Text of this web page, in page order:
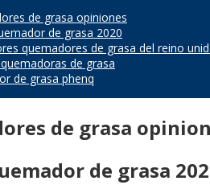
de grasa opiniones
de grasa 2020
quemadores de grasa del reino
de grasa
de grasa phenq
de grasa
de grasa